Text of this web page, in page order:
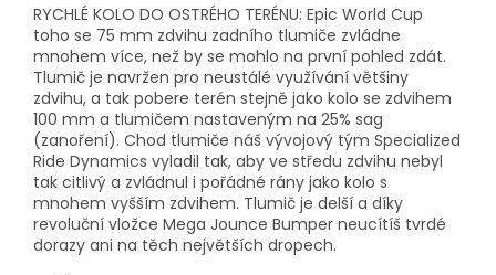
RYCHLÉ KOLO DO OSTRÉHO TERÉNU: Epic World Cup
toho se 75 mm zdvihu zadního tlumiče zvládne
mnohem více, než by se mohlo na první pohled zdát.
Tlumič je navržen pro neustálé využívání většiny
zdvihu, a tak pobere terén stejně jako kolo se zdvihem
100 mm a tlumičem nastaveným na 25% sag
(zanoření). Chod tlumiče náš vývojový tým Specialized
Ride Dynamics vyladil tak, aby ve středu zdvihu nebyl
tak citlivý a zvládnul i pořádné rány jako kolo s
mnohem vyšším zdvihem. Tlumič je delší a díky
revoluční vložce Mega Jounce Bumper neucítíš tvrdé
dorazy ani na těch největších dropech.